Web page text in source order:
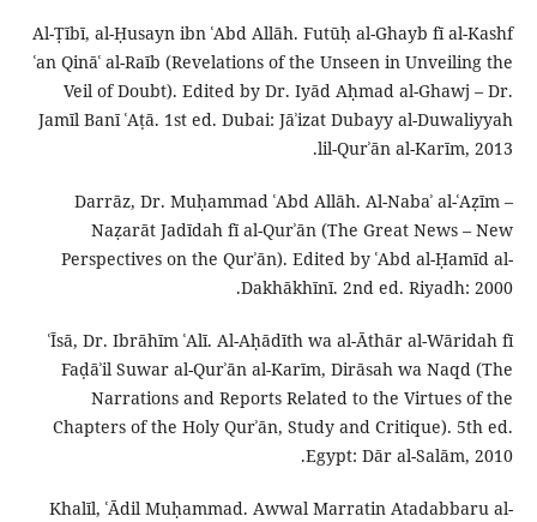
Al-Ṭībī, al-Ḥusayn ibn ʿAbd Allāh. Futūḥ al-Ghayb fī al-Kashf
ʿan Qināʿ al-Raīb (Revelations of the Unseen in Unveiling the
Veil of Doubt). Edited by Dr. Iyād Aḥmad al-Ghawj – Dr.
Jamīl Banī ʿAṭā. 1st ed. Dubai: Jāʾizat Dubayy al-Duwaliyyah
lil-Qurʾān al-Karīm, 2013.
Darrāz, Dr. Muḥammad ʿAbd Allāh. Al-Nabaʾ al-ʿAẓīm –
Naẓarāt Jadīdah fī al-Qurʾān (The Great News – New
Perspectives on the Qurʾān). Edited by ʿAbd al-Ḥamīd al-
Dakhākhīnī. 2nd ed. Riyadh: 2000.
ʿĪsā, Dr. Ibrāhīm ʿAlī. Al-Aḥādīth wa al-Āthār al-Wāridah fī
Faḍāʾil Suwar al-Qurʾān al-Karīm, Dirāsah wa Naqd (The
Narrations and Reports Related to the Virtues of the
Chapters of the Holy Qurʾān, Study and Critique). 5th ed.
Egypt: Dār al-Salām, 2010.
Khalīl, ʿĀdil Muḥammad. Awwal Marratin Atadabbaru al-